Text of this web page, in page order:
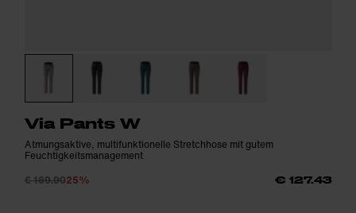
Via Pants W
Atmungsaktive, multifunktionelle Stretchhose mit gutem
Feuchtigkeitsmanagement
€ 169.9025% € 127.43